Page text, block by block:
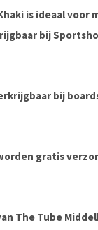
is ideaal voor
bij
bij
gratis
The Tube